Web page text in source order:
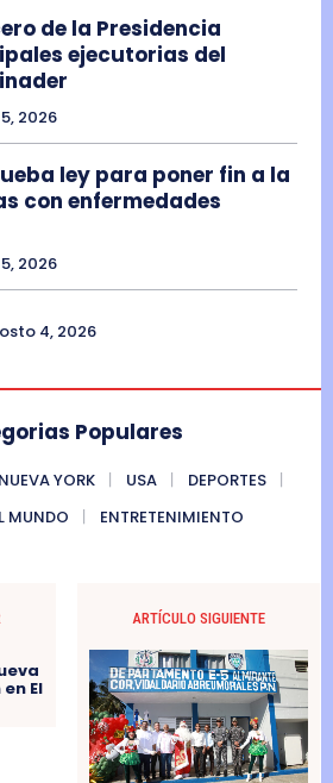
de la Presidencia
ejecutorias del
2026
ley para poner fin a la
con enfermedades
2026
4, 2026
Populares
NUEVA YORK USA
DEPORTES
MUNDO ENTRETENIMIENTO
El
ARTÍCULO SIGUIENTE